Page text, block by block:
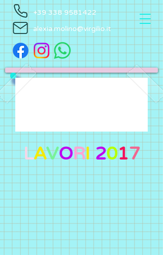
+39 338 9581422
alexia.molino@virgilio.it
LAVORI 2017